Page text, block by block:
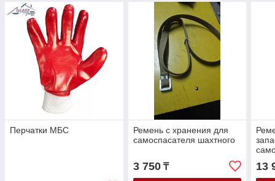
Перчатки МБС
Ремень с хранения для
самоспасателя шахтного
3 750₸ 13